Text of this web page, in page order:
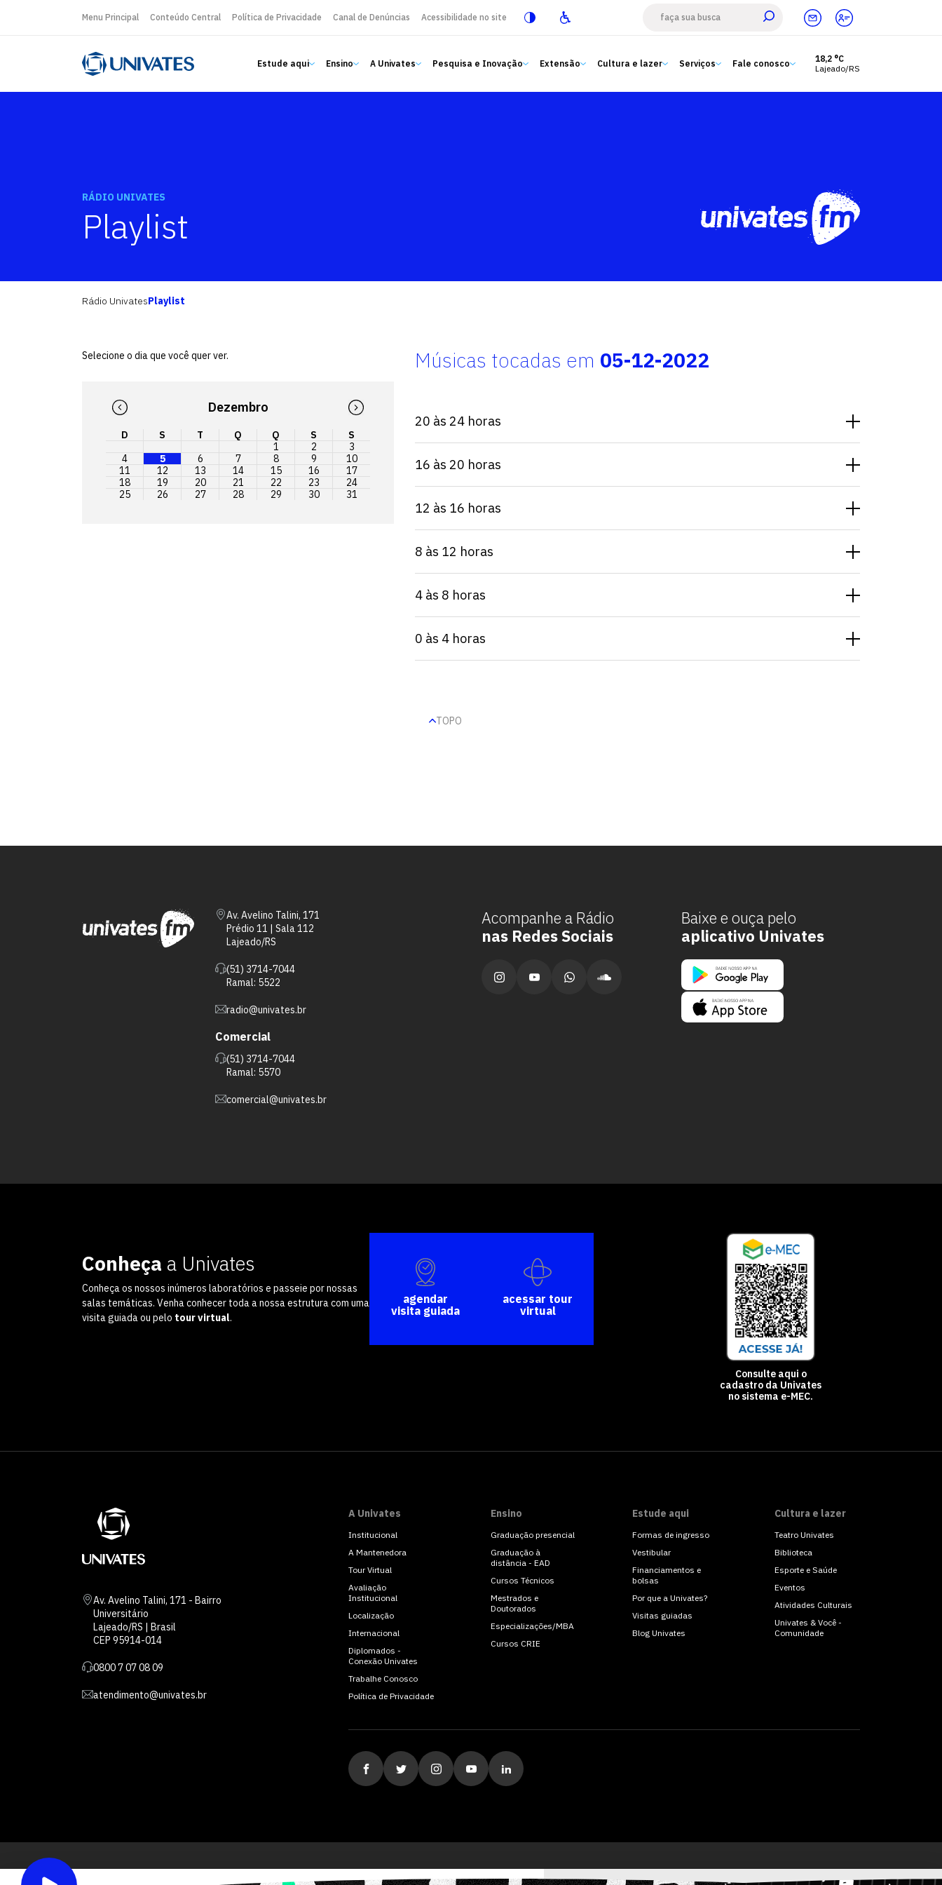
Menu Principal Conteúdo Central Política de Privacidade Canal de Denúncias Acessibilidade no site
Estude aqui Ensino A Univates Pesquisa e Inovação Extensão Cultura e lazer Serviços Fale conosco
18,2 °C
Lajeado/RS
Estude aqui
Extensão
RÁDIO UNIVATES
Playlist
Rádio UnivatesPlaylist
Selecione o dia que você quer ver.
Dezembro
D S T Q Q S
S
1
2
3
4
5 6 7 8 9
10
11
12 13 14 15 16
17
18
19 20 21 22 23
24
25
26 27 28 29 30 31
Músicas tocadas em 05-12-2022
20 às 24 horas
16 às 20 horas
12 às 16 horas
8 às 12 horas
4 às 8 horas
0 às 4 horas
TOPO
Av. Avelino Talini, 171
Prédio 11 | Sala 112
Lajeado/RS
(51) 3714-7044
Ramal: 5522
radio@univates.br
Comercial
(51) 3714-7044
Ramal: 5570
comercial@univates.br
Acompanhe a Rádio
nas Redes Sociais
Baixe e ouça pelo
aplicativo Univates
Conheça a Univates
Conheça os nossos inúmeros laboratórios e passeie por nossas
salas temáticas. Venha conhecer toda a nossa estrutura com uma
visita guiada ou pelo tour virtual.
agendar
visita guiada
acessar tour
virtual
Consulte aqui o
cadastro da Univates
no sistema e-MEC.
Av. Avelino Talini, 171 - Bairro
Universitário
Lajeado/RS | Brasil
CEP 95914-014
0800 7 07 08 09
atendimento@univates.br
A Univates
Institucional
A Mantenedora
Tour Virtual
Avaliação
Institucional
Localização
Internacional
Diplomados -
Conexão Univates
Trabalhe Conosco
Política de Privacidade
Ensino
Graduação presencial
Graduação à
distância - EAD
Cursos Técnicos
Mestrados e
Doutorados
Especializações/MBA
Cursos CRIE
Estude aqui
Formas de ingresso
Vestibular
Financiamentos e
bolsas
Por que a Univates?
Visitas guiadas
Blog Univates
Cultura e lazer
Teatro Univates
Biblioteca
Esporte e Saúde
Eventos
Atividades Culturais
Univates & Você -
Comunidade